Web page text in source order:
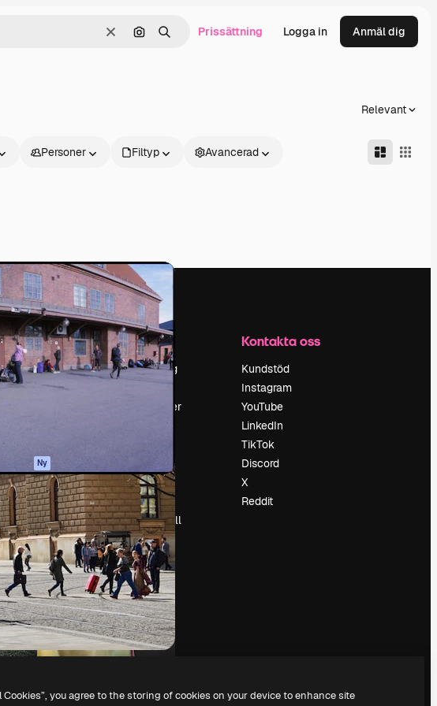
RensaSök efter bild
Söka Prissättning Logga in Anmäl dig
Relevant
Personer Filtyp Avancerad
igång
Ny
policy
Företag
Prissättning
Recensioner
Händelser
Slidesgo
Sälj innehåll
Pressrum
Söker efter
magnific.ai
Kontakta oss
Kundstöd
Instagram
YouTube
LinkedIn
TikTok
Discord
X
Reddit
you agree to the storing of cookies on your device to enhance site